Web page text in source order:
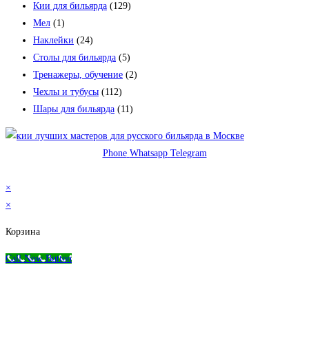
Кии для бильярда (129)
Мел (1)
Наклейки (24)
Столы для бильярда (5)
Тренажеры, обучение (2)
Чехлы и тубусы (112)
Шары для бильярда (11)
Phone Whatsapp Telegram
×
×
Корзина
Call Now Button